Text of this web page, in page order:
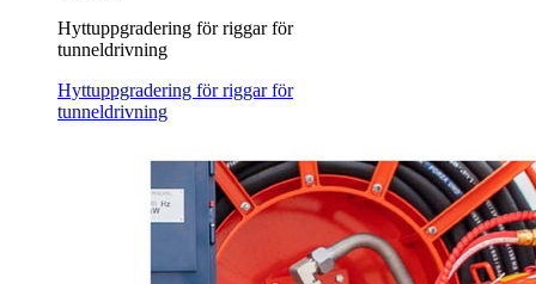
Hyttuppgradering för riggar för
tunneldrivning
Hyttuppgradering för riggar för
tunneldrivning